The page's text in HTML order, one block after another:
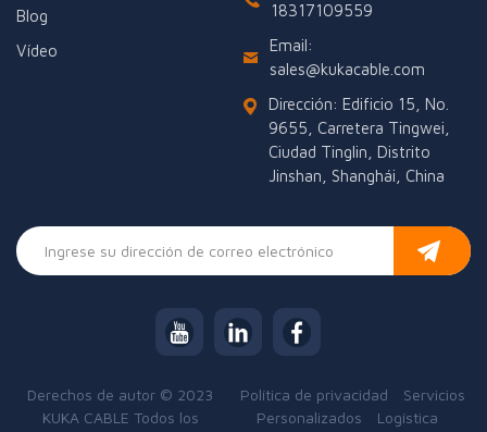
Blog
Vídeo
18317109559
Email:
sales@kukacable.com
Dirección: Edificio 15, No.
9655, Carretera Tingwei,
Ciudad Tinglin, Distrito
Jinshan, Shanghái, China
Derechos de autor © 2023
KUKA CABLE Todos los
Política de privacidad
Servicios
Personalizados
Logística